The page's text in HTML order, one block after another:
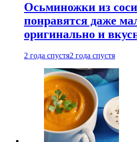
Осьминожки из
понравятся даже
оригинально и
2 года спустя2 года спустя